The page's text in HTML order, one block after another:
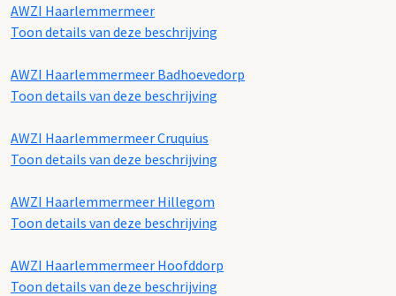
AWZI Haarlemmermeer
Toon details van deze beschrijving
AWZI Haarlemmermeer Badhoevedorp
Toon details van deze beschrijving
AWZI Haarlemmermeer Cruquius
Toon details van deze beschrijving
AWZI Haarlemmermeer Hillegom
Toon details van deze beschrijving
AWZI Haarlemmermeer Hoofddorp
Toon details van deze beschrijving